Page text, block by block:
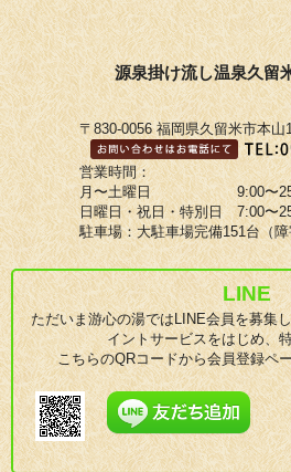
源泉掛け流し温泉久
〒830-0056 福岡県久留米市本山
営業時間：
月〜土曜日 9:00〜
日曜日・祝日・特別日 7:00〜
駐車場：大駐車場完備151台（
LINE
ただいま游心の湯ではLINE会員を募集
イントサービスをはじめ、
こちらのQRコードから会員登録ペ